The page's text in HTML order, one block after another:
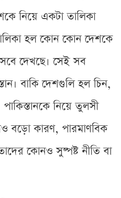
নিয়ে একটা তালিকা
হল কোন কোন দেশকে
দেখছে। সেই সব
বাকি দেশগুলি হল চিন,
নিয়ে তুলসী
বড়ো কারণ, পারমাণবিক
কোনও সুষ্পষ্ট নীতি বা